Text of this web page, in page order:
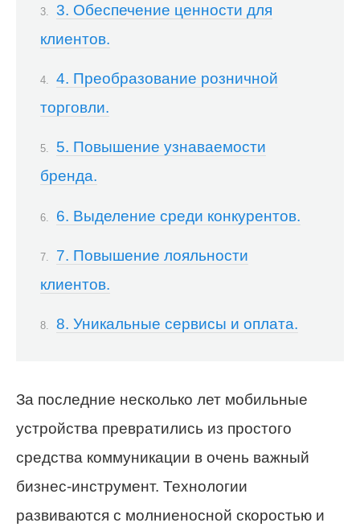
3. Обеспечение ценности для
клиентов.
4. Преобразование розничной
торговли.
5. Повышение узнаваемости
бренда.
6. Выделение среди конкурентов.
7. Повышение лояльности
клиентов.
8. Уникальные сервисы и оплата.
За последние несколько лет мобильные
устройства превратились из простого
средства коммуникации в очень важный
бизнес-инструмент. Технологии
развиваются с молниеносной скоростью и